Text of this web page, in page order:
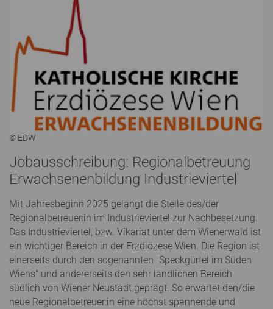
© EDW
Jobausschreibung: Regionalbetreuung
Erwachsenenbildung Industrieviertel
Mit Jahresbeginn 2025 gelangt die Stelle des/der
Regionalbetreuer:in im Industrieviertel zur Nachbesetzung.
Das Industrieviertel, bzw. Vikariat unter dem Wienerwald ist
ein wichtiger Bereich in der Erzdiözese Wien. Die Region ist
einerseits durch den sogenannten "Speckgürtel im Süden
Wiens" und andererseits den sehr ländlichen Bereich
südlich von Wiener Neustadt geprägt. So erwartet den/die
neue Regionalbetreuer:in eine höchst spannende und